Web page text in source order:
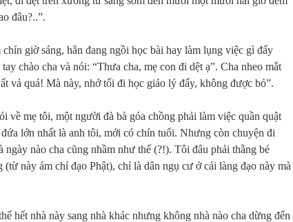
đâu?..”.
giờ sáng, hẳn đang ngồi học bài hay làm lụng việc gì đấy
chào cha và nói: “Thưa cha, mẹ con đi dệt ạ”. Cha nheo mắt
vả quá! Mà này, nhớ tối đi học giáo lý đấy, không được bỏ”.
về mẹ tôi, một người đà bà góa chồng phải làm việc quần quật
lớn nhất là anh tôi, mới có chín tuổi. Nhưng còn chuyện đi
nào cha cũng nhầm như thế (?!). Tôi đâu phải thằng bé
này ám chỉ đạo Phật), chỉ là dân ngụ cư ở cái làng đạo này mà
hết nhà này sang nhà khác nhưng không nhà nào cha dừng đến